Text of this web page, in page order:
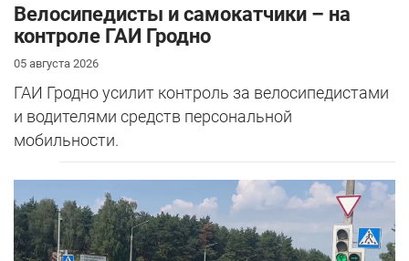
Велосипедисты и самокатчики – на
контроле ГАИ Гродно
05 августа 2026
ГАИ Гродно усилит контроль за велосипедистами
и водителями средств персональной
мобильности.